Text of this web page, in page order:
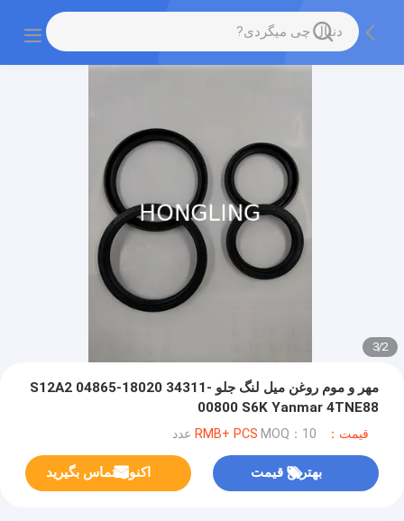
2
/
3
مهر و موم روغن میل لنگ جلو S12A2 04865-18020 34311-
00800 S6K Yanmar 4TNE88
قیمت：RMB+ PCS MOQ：10 عدد
بهترین قیمت اکنون تماس بگیرید